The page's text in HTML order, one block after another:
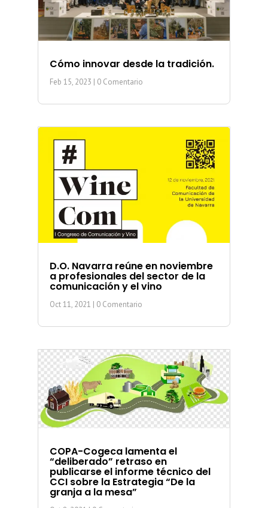
Cómo innovar desde la tradición.
Feb 15, 2023 | 0 Comentario
D.O. Navarra reúne en noviembre
a profesionales del sector de la
comunicación y el vino
Oct 11, 2021 | 0 Comentario
COPA-Cogeca lamenta el
“deliberado” retraso en
publicarse el informe técnico del
CCI sobre la Estrategia “De la
granja a la mesa”